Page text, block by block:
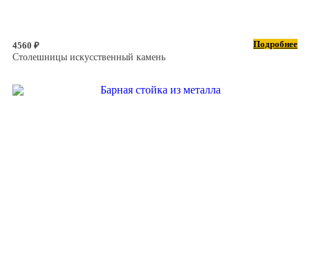
4560 ₽
Подробнее
Столешницы искусственный камень